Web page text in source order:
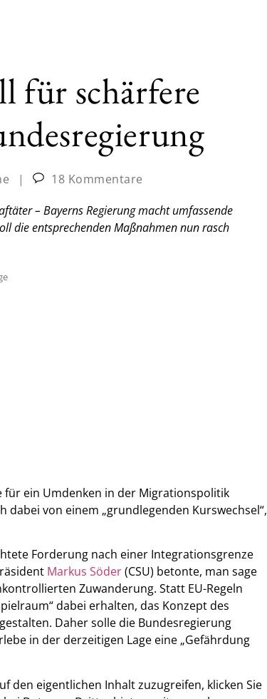
für schärfere
|
18 Kommentare
– Bayerns Regierung macht umfassende
die entsprechenden Maßnahmen nun rasch
für ein Umdenken in der Migrationspolitik
dabei von einem „grundlegenden Kurswechsel“,
Forderung nach einer Integrationsgrenze
Markus Söder(CSU) betonte, man sage
Zuwanderung. Statt EU-Regeln
dabei erhalten, das Konzept des
Daher solle die Bundesregierung
in der derzeitigen Lage eine „Gefährdung
den eigentlichen Inhalt zuzugreifen, klicken Sie